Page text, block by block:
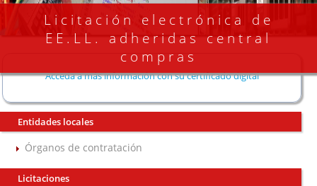
Licitación electrónica de
EE.LL. adheridas central
compras
Acceda a más información con su certificado digital
Entidades locales
Órganos de contratación
Licitaciones